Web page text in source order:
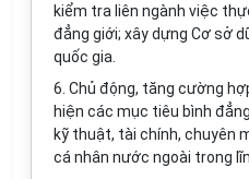
kiểm tra liên ngành việc
đẳng giới; xây dựng Cơ sở
quốc gia.
6. Chủ động, tăng cường
hiện các mục tiêu bình
kỹ thuật, tài chính, chuyên
cá nhân nước ngoài trong